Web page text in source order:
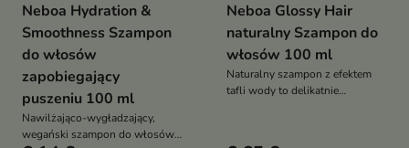
Neboa Hydration &
Smoothness Szampon
do włosów
zapobiegający
puszeniu 100 ml
Nawilżająco-wygładzający,
wegański szampon do włosów
Neboa Glossy Hair
naturalny Szampon do
włosów 100 ml
Naturalny szampon z efektem
tafli wody to delikatnie